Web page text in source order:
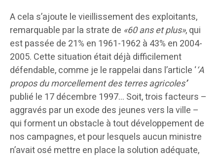
A cela s’ajoute le vieillissement des exploitants,
remarquable par la strate de «60 ans et plus», qui
est passée de 21% en 1961-1962 à 43% en 2004-
2005. Cette situation était déjà difficilement
défendable, comme je le rappelai dans l’article ‘‘A
propos du morcellement des terres agricoles’’
publié le 17 décembre 1997… Soit, trois facteurs –
aggravés par un exode des jeunes vers la ville –
qui forment un obstacle à tout développement de
nos campagnes, et pour lesquels aucun ministre
n’avait osé mettre en place la solution adéquate,